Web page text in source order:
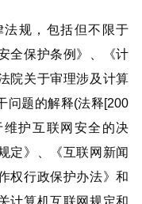
规，包括但不限于
全保护条例》、《计
院关于审理涉及计算
问题的解释(法释[200
护互联网安全的决
定》、《互联网新闻
权行政保护办法》和
计算机互联网规定和